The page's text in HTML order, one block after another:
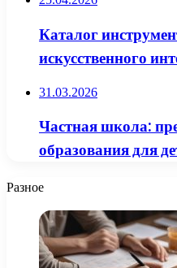
Каталог
искусственного
31.03.2026
Частная школа:
образования для
Разное